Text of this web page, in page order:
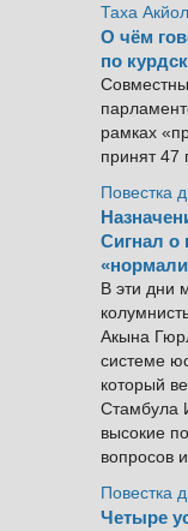
Таха Акйол
О чём
по
рамках
принят
Повестка
Сигнал о
В эти дни
Акына
системе
который
Стамбула
высокие
вопросов
Повестка
Четыре